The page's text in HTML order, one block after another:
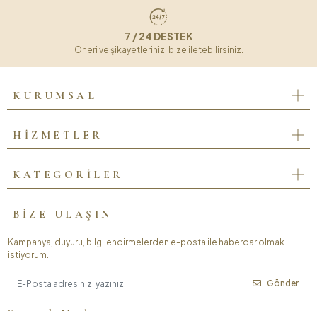
7 / 24 DESTEK
Öneri ve şikayetlerinizi bize iletebilirsiniz.
KURUMSAL
HİZMETLER
KATEGORİLER
BİZE ULAŞIN
Kampanya, duyuru, bilgilendirmelerden e-posta ile haberdar olmak
istiyorum.
Gönder